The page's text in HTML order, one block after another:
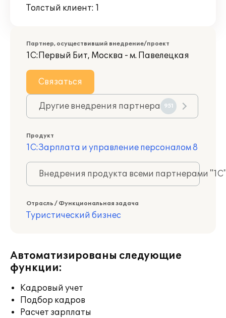
Толстый клиент: 1
Партнер, осуществивший внедрение/проект
1С:Первый Бит, Москва - м. Павелецкая
Связаться
Другие внедрения партнера 951
Продукт
1С:Зарплата и управление персоналом 8
Внедрения продукта всеми партнерами
Отрасль / Функциональная задача
Туристический бизнес
Автоматизированы следующие
функции:
Кадровый учет
Подбор кадров
Расчет зарплаты